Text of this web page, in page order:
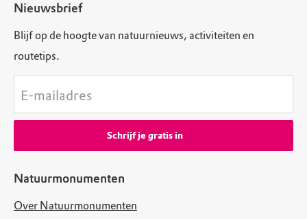
Natuurmonumenten
Over Natuurmonumenten
Nieuwsbrief
Blijf op de hoogte van natuurnieuws, activiteiten en
routetips.
E-mailadres
Schrijf je gratis in